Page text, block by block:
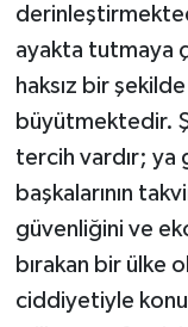
ayakta tutmaya
haksız bir
büyütmektedir.
tercih vardır; ya
başkalarının
güvenliğini ve
bırakan bir ülke
ciddiyetiyle